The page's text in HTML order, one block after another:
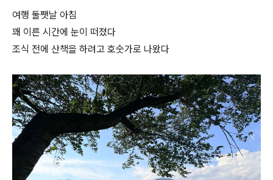
여행 둘쨋날 아침
꽤 이른 시간에 눈이 떠졌다
조식 전에 산책을 하려고 호숫가로 나왔다